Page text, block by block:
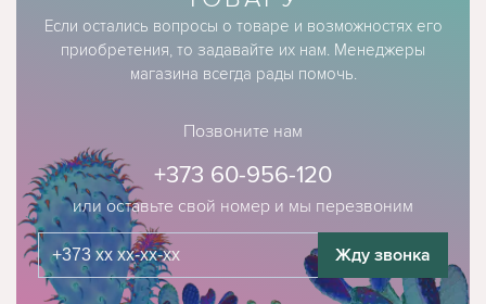
Если остались вопросы о товаре и возможностях его
приобретения, то задавайте их нам. Менеджеры
магазина всегда рады помочь.
Позвоните нам
или оставьте свой номер и мы перезвоним
+373 60-956-120
Жду звонка